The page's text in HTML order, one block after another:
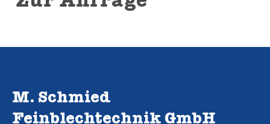
M. Schmied
Feinblechtechnik GmbH